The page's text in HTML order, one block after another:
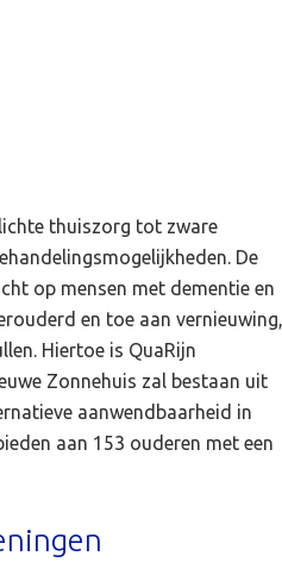
thuiszorg tot zware
De
op mensen met dementie en
en toe aan vernieuwing,
Hiertoe is QuaRijn
Zonnehuis zal bestaan uit
aanwendbaarheid in
aan 153 ouderen met een